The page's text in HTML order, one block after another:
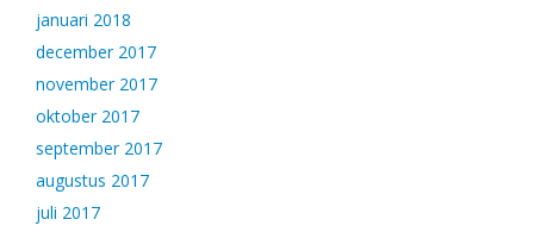
januari 2018
december 2017
november 2017
oktober 2017
september 2017
augustus 2017
juli 2017